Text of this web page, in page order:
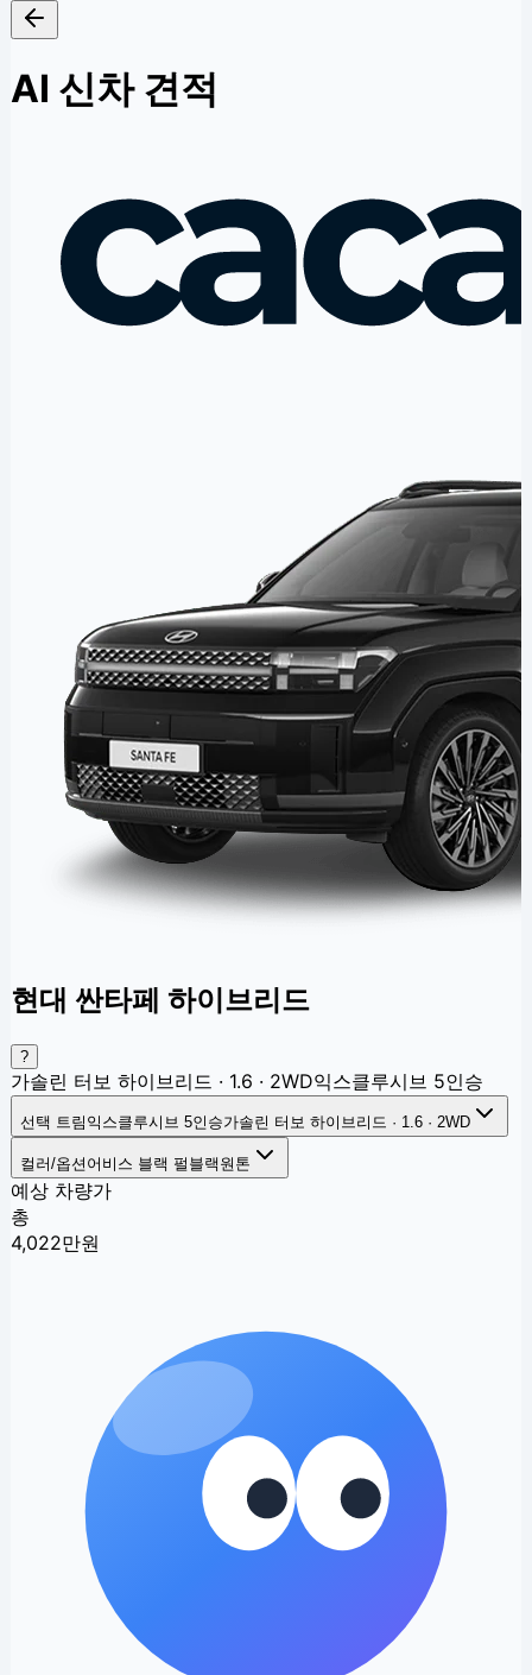
AI 신차 견적
현대 싼타페 하이브리드
?
가솔린 터보 하이브리드 · 1.6 · 2WD익스클루시브 5인승
선택 트림 익스클루시브 5인승가솔린 터보 하이브리드 · 1.6 · 2WD
컬러/옵션 어비스 블랙 펄 블랙원톤
예상 차량가
총
4,022만원